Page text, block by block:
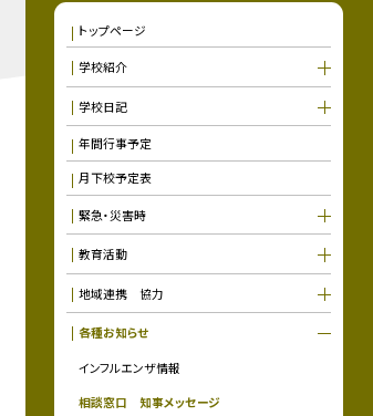
トップページ
学校紹介
学校日記
年間行事予定
月下校予定表
緊急・災害時
教育活動
地域連携 協力
各種お知らせ
インフルエンザ情報
相談窓口 知事メッセージ